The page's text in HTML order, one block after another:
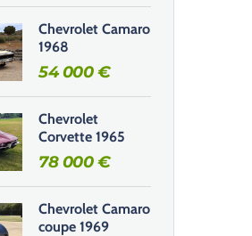
Chevrolet Camaro
1968
54 000€
Chevrolet
Corvette 1965
78 000€
Chevrolet Camaro
coupe 1969